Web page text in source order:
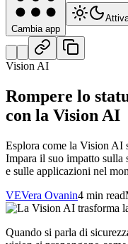
Cambia app
Vision AI
Rompere lo
con la Vision AI
Esplora come la Vision AI
Impara il suo impatto sulla
e sulle applicazioni nel
VEVera Ovanin4 min read
Quando si parla di